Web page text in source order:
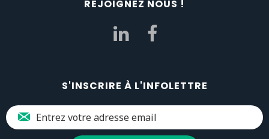
REJOIGNEZ NOUS !
S'INSCRIRE À L'INFOLETTRE